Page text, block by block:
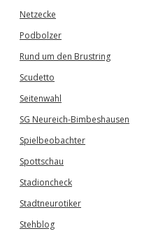
Netzecke
Podbolzer
Rund um den Brustring
Scudetto
Seitenwahl
SG Neureich-Bimbeshausen
Spielbeobachter
Spottschau
Stadioncheck
Stadtneurotiker
Stehblog